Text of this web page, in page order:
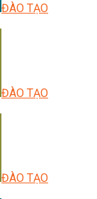
ĐÀO TẠO
ĐÀO TẠO
ĐÀO TẠO